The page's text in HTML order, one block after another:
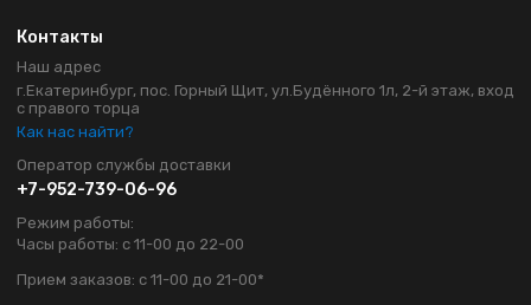
Контакты
Наш адрес
г.Екатеринбург, пос. Горный Щит, ул.Будённого 1л, 2-й этаж, вход
с правого торца
Как нас найти?
Оператор службы доставки
+7-952-739-06-96
Режим работы:
Часы работы: с 11-00 до 22-00
Прием заказов: с 11-00 до 21-00*